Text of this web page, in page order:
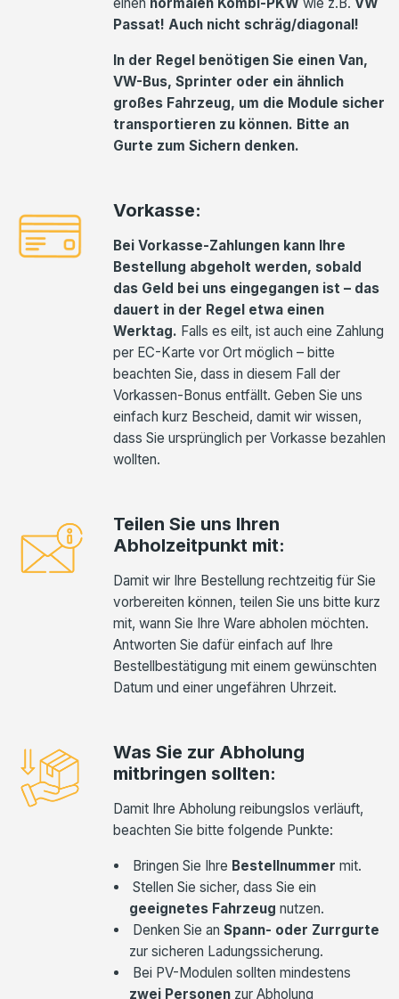
Passat! Auch nicht schräg/diagonal!
In der Regel benötigen Sie einen Van,
VW-Bus, Sprinter oder ein ähnlich
großes Fahrzeug, um die Module sicher
transportieren zu können. Bitte an
Gurte zum Sichern denken.
Vorkasse:
Bei Vorkasse-Zahlungen kann Ihre
Bestellung abgeholt werden, sobald
das Geld bei uns eingegangen ist – das
dauert in der Regel etwa einen
Werktag. Falls es eilt, ist auch eine Zahlung
per EC-Karte vor Ort möglich – bitte
beachten Sie, dass in diesem Fall der
Vorkassen-Bonus entfällt. Geben Sie uns
einfach kurz Bescheid, damit wir wissen,
dass Sie ursprünglich per Vorkasse bezahlen
wollten.
Teilen Sie uns Ihren
Abholzeitpunkt mit:
Damit wir Ihre Bestellung rechtzeitig für Sie
vorbereiten können, teilen Sie uns bitte kurz
mit, wann Sie Ihre Ware abholen möchten.
Antworten Sie dafür einfach auf Ihre
Bestellbestätigung mit einem gewünschten
Datum und einer ungefähren Uhrzeit.
Was Sie zur Abholung
mitbringen sollten:
Damit Ihre Abholung reibungslos verläuft,
beachten Sie bitte folgende Punkte:
Bringen Sie Ihre Bestellnummer mit.
Stellen Sie sicher, dass Sie ein
geeignetes Fahrzeug nutzen.
Denken Sie an Spann- oder Zurrgurte
zur sicheren Ladungssicherung.
Bei PV-Modulen sollten mindestens
zwei Personen zur Abholung